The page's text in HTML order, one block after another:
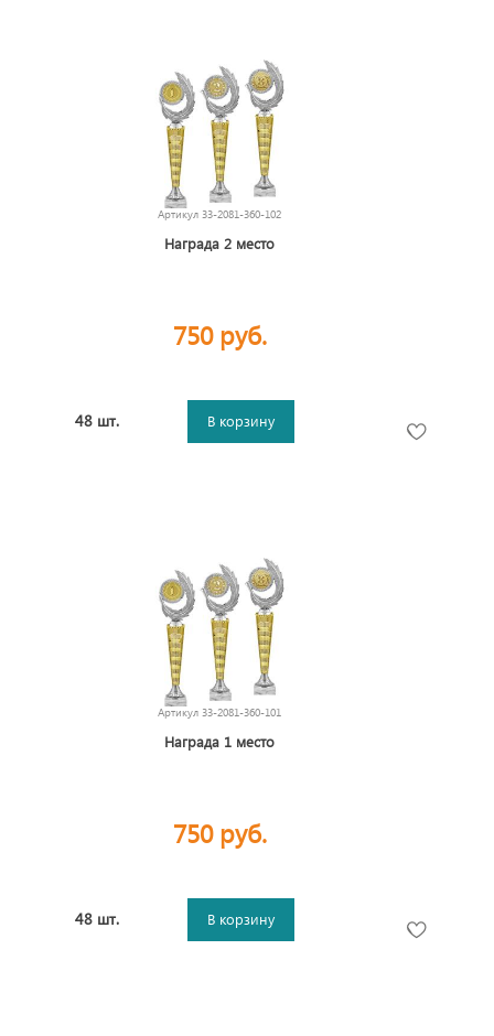
Артикул 33-2081-360-102
Награда 2 место
750 руб.
48 шт. В корзину
Артикул 33-2081-360-101
Награда 1 место
750 руб.
48 шт. В корзину